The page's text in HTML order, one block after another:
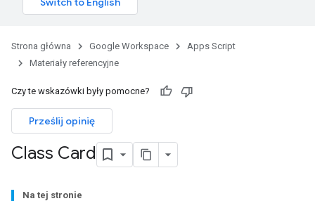
Strona główna Google Workspace
Apps Script
Materiały referencyjne
Czy te wskazówki były pomocne?
Prześlij opinię
Class Card
Na tej stronie